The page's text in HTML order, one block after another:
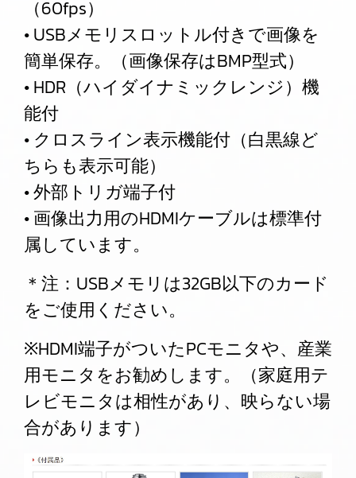
（60fps）
• USBメモリスロットル付きで画像を
簡単保存。（画像保存はBMP型式）
• HDR（ハイダイナミックレンジ）機
能付
• クロスライン表示機能付（白黒線ど
ちらも表示可能）
• 外部トリガ端子付
• 画像出力用のHDMIケーブルは標準付
属しています。
＊注：USBメモリは32GB以下のカード
をご使用ください。
※HDMI端子がついたPCモニタや、産業
用モニタをお勧めします。（家庭用テ
レビモニタは相性があり、映らない場
合があります）